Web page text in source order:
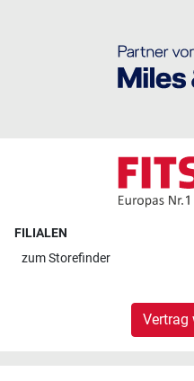
FILIALEN
zumStorefinder
Vertrag